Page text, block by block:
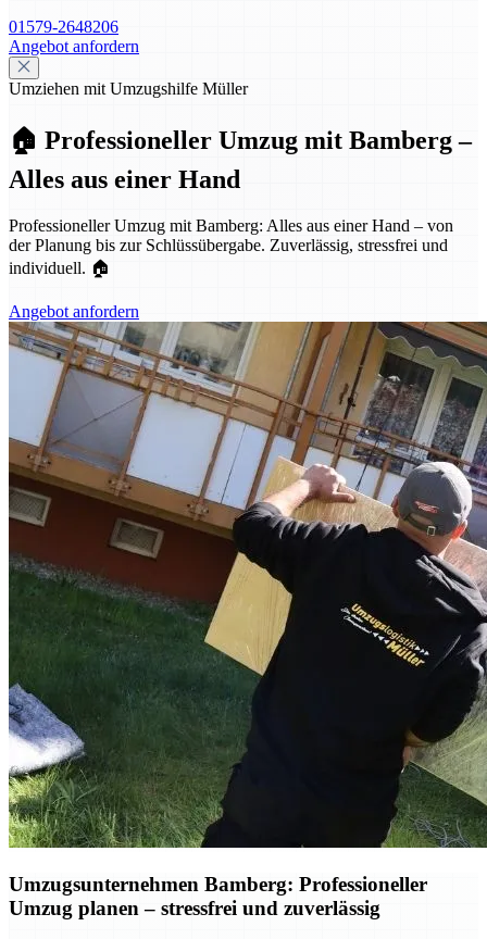
01579-2648206
Angebot anfordern
Umziehen mit Umzugshilfe Müller
🏠 Professioneller Umzug mit Bamberg –
Alles aus einer Hand
Professioneller Umzug mit Bamberg: Alles aus einer Hand – von
der Planung bis zur Schlüssübergabe. Zuverlässig, stressfrei und
individuell. 🏠
Angebot anfordern
Umzugsunternehmen Bamberg: Professioneller
Umzug planen – stressfrei und zuverlässig